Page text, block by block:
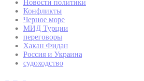
Новости политики
Конфликты
Черное море
МИД Турции
переговоры
Хакан Фидан
Россия и Украина
судоходство